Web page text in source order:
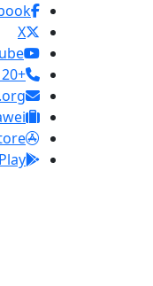
X
+20 2 25970400